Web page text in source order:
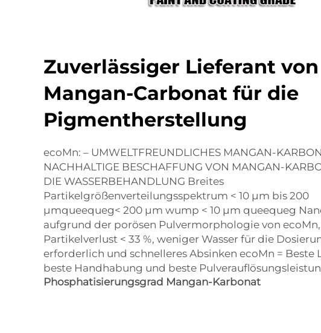
Zuverlässiger Lieferant von
Mangan-Carbonat für die
Pigmentherstellung
ecoMn: – UMWELTFREUNDLICHES MANGAN-
NACHHALTIGE BESCHAFFUNG VON MANGAN-
DIE WASSERBEHANDLUNG Breites
Partikelgrößenverteilungsspektrum < 10 µm bis 200
µmqueequeg< 200 µm wump < 10 µm queequeg
aufgrund der porösen Pulvermorphologie von
Partikelverlust < 33 %, weniger Wasser für die
erforderlich und schnelleres Absinken ecoMn = Beste
beste Handhabung und beste
Phosphatisierungsgrad Mangan-Karbonat